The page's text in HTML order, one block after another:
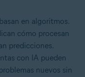
en algoritmos.
cómo procesan
predicciones.
con IA pueden
nuevos sin